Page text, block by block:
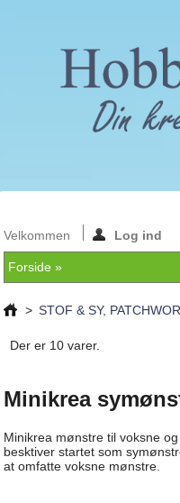
Velkommen Log ind
> STOF & SY,
Der er 10 varer.
Minikrea
Minikrea mønstre til voksne
besktiver startet som
at omfatte voksne mønstre.